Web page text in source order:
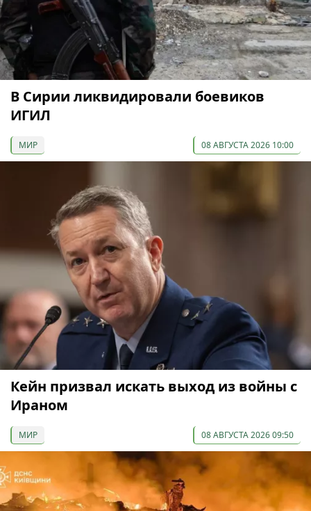
В Сирии ликвидировали боевиков
ИГИЛ
МИР 08 АВГУСТА 2026 10:00
Кейн призвал искать выход из войны с
Ираном
МИР 08 АВГУСТА 2026 09:50